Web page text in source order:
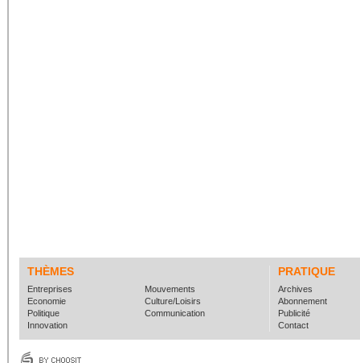
THÈMES PRATIQUE
Entreprises
Economie
Politique
Innovation
Mouvements
Culture/Loisirs
Communication
Archives
Abonnement
Publicité
Contact